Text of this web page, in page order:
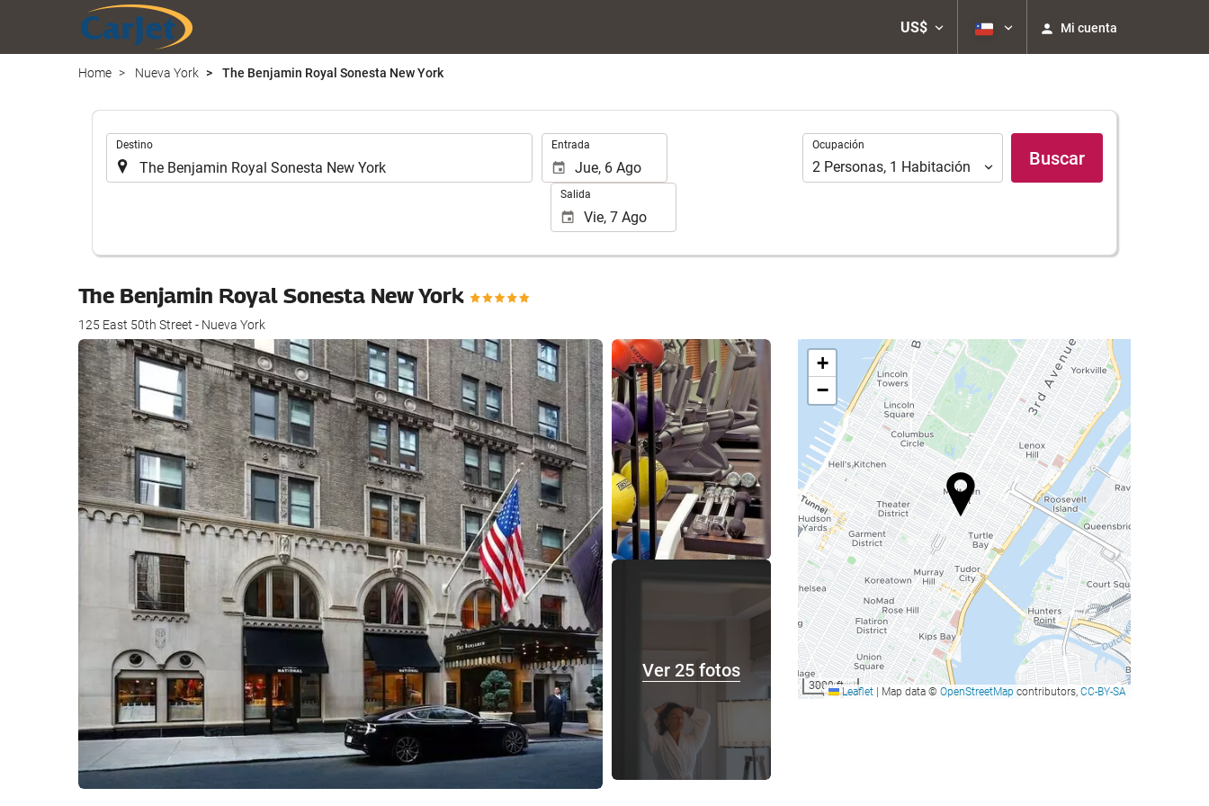
US$ Mi cuenta
Home Nueva York The Benjamin Royal Sonesta New York
Destino Entrada
Salida
Ocupación
Ocupación
2 Personas, 1 Habitación Buscar
The Benjamin Royal Sonesta New York
125 East 50th Street - Nueva York
Ver 25 fotos
Ver 25 fotos
+
−
3000 ftLeaflet Map data © OpenStreetMap contributors, CC-BY-SA